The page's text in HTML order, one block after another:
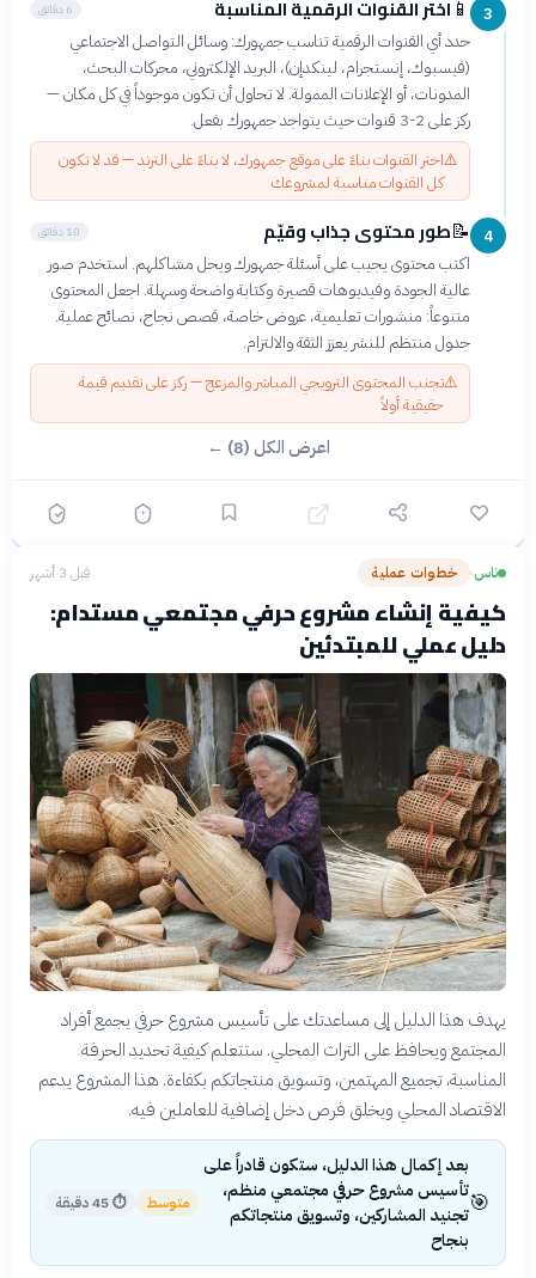
3
📱 اختر القنوات الرقمية المناسبة 6 دقائق
حدد أي القنوات الرقمية تناسب جمهورك: وسائل التواصل الاجتماعي
(فيسبوك، إنستجرام، لينكدإن)، البريد الإلكتروني، محركات البحث،
المدونات، أو الإعلانات الممولة. لا تحاول أن تكون موجوداً في كل مكان —
ركز على 2-3 قنوات حيث يتواجد جمهورك بفعل.
⚠️اختر القنوات بناءً على موقع جمهورك، لا بناءً على الترند — قد لا تكون
كل القنوات مناسبة لمشروعك
4
📝طور محتوى جذاب وقيّم 10 دقائق
اكتب محتوى يجيب على أسئلة جمهورك ويحل مشاكلهم. استخدم صور
عالية الجودة وفيديوهات قصيرة وكتابة واضحة وسهلة. اجعل المحتوى
متنوعاً: منشورات تعليمية، عروض خاصة، قصص نجاح، نصائح عملية.
جدول منتظم للنشر يعزز الثقة والالتزام.
⚠️تجنب المحتوى الترويجي المباشر والمزعج — ركز على تقديم قيمة
حقيقية أولاً
اعرض الكل (8) ←
ناس› خطوات عملية قبل 3 أشهر
كيفية إنشاء مشروع حرفي مجتمعي مستدام:
دليل عملي للمبتدئين
يهدف هذا الدليل إلى مساعدتك على تأسيس مشروع حرفي يجمع أفراد
المجتمع ويحافظ على التراث المحلي. ستتعلم كيفية تحديد الحرفة
المناسبة، تجميع المهتمين، وتسويق منتجاتكم بكفاءة. هذا المشروع يدعم
الاقتصاد المحلي ويخلق فرص دخل إضافية للعاملين فيه.
🎯
بعد إكمال هذا الدليل، ستكون قادراً على
تأسيس مشروع حرفي مجتمعي منظم،
تجنيد المشاركين، وتسويق منتجاتكم
بنجاح
متوسط ⏱45 دقيقة